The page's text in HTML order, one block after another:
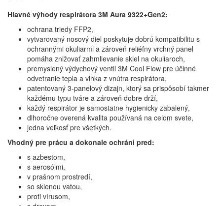
Hlavné výhody respirátora 3M Aura 9322+Gen2:
ochrana triedy FFP2,
vytvarovaný nosový diel poskytuje dobrú kompatibilitu s
ochrannými okuliarmi a zároveň reliéfny vrchný panel
pomáha znižovať zahmlievanie skiel na okuliaroch,
premyslený výdychový ventil 3M Cool Flow pre účinné
odvetranie tepla a vlhka z vnútra respirátora,
patentovaný 3-panelový dizajn, ktorý sa prispôsobí takmer
každému typu tváre a zároveň dobre drží,
každý respirátor je samostatne hygienicky zabalený,
dlhoročne overená kvalita používaná na celom svete,
jedna veľkosť pre všetkých.
Vhodný pre prácu a dokonale ochráni pred:
s azbestom,
s aerosólmi,
v prašnom prostredí,
so sklenou vatou,
proti vírusom,